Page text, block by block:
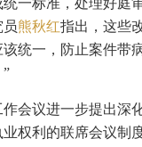
一标准，处理好
员熊秋红指出，这些
统一，防止案件
会议进一步提出
权利的联席会议制